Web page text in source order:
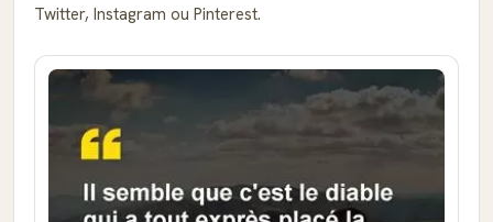
Twitter, Instagram ou Pinterest.